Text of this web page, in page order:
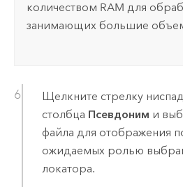
количеством RAM для
занимающих большие
Щелкните стрелку
столбца Псевдоним и
файла для отображения
ожидаемых ролью
локатора.